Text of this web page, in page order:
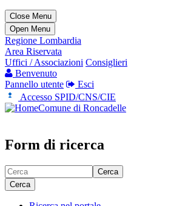
Close Menu
Open Menu
Regione Lombardia
Area Riservata
Uffici / Associazioni Consiglieri
Benvenuto
Pannello utente
Esci
Accesso SPID/CNS/CIE
Comune di Roncadelle
Form di ricerca
Cerca
Cerca